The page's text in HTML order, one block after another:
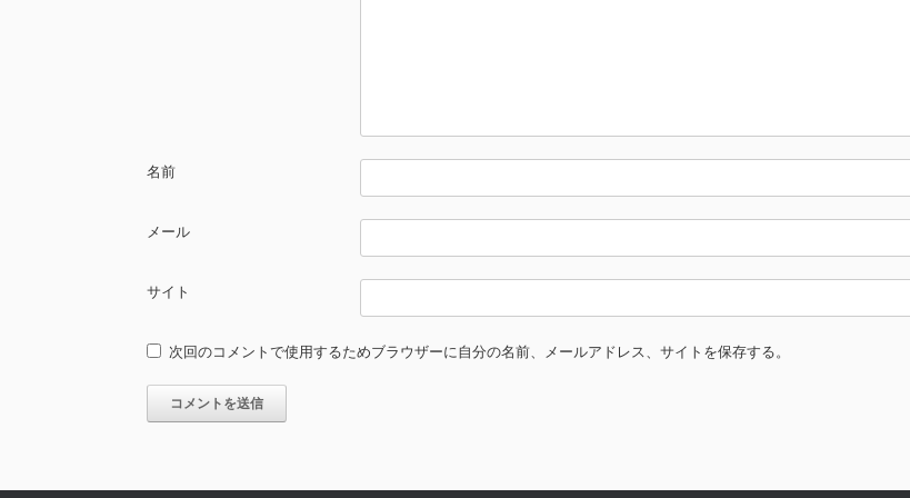
名前
メール
サイト
次回のコメントで使用するためブラウザーに自分の名前、メールアドレス、サイトを保存する。